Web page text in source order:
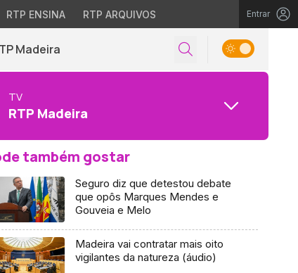
RTP ENSINA RTP ARQUIVOS Entrar
Madeira
TV
RTP Madeira
também gostar
Seguro diz que detestou debate
que opôs Marques Mendes e
Gouveia e Melo
Madeira vai contratar mais oito
vigilantes da natureza (áudio)